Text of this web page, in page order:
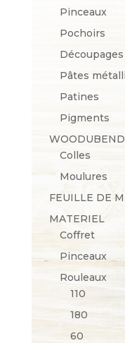
Pinceaux
Pochoirs
Découpages
Pâtes
Patines
Pigments
WOODUBEND
Colles
Moulures
FEUILLE DE
MATERIEL
Coffret
Pinceaux
Rouleaux
110
180
60